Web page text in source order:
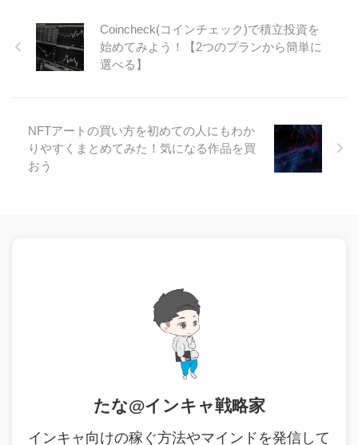
Coincheck(コインチェック)で積立投資を
始めてみよう！【2つのプランから簡単に
選べる】
NFTアートの買い方を初めての人にもわか
りやすくまとめてみた！気になる作品を買
おう
たな@インキャ戦略家
インキャ向けの稼ぐ方法やマインドを発信して